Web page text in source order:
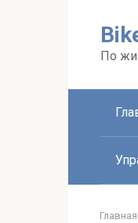
По
Главная